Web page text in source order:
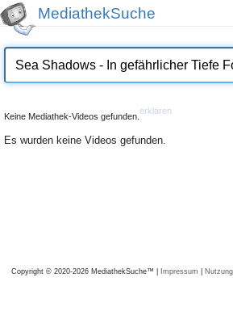
MediathekSuche
Keine Mediathek-Videos gefunden.
erklären
Es wurden keine Videos gefunden.
Copyright © 2020-2026 MediathekSuche™ | Impressum |